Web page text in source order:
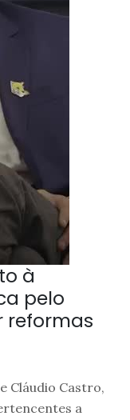
à
pelo
reformas
Cláudio Castro,
a